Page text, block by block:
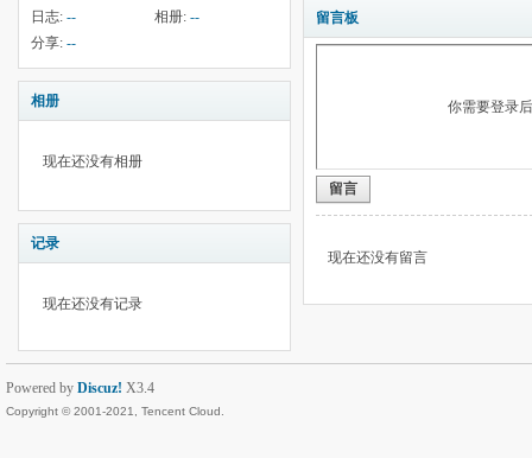
日志: -- 相册: --
分享: --
相册
现在还没有相册
记录
现在还没有记录
留言板
你需要登录
留言
现在还没有留言
Powered by Discuz! X3.4
Copyright © 2001-2021, Tencent Cloud.